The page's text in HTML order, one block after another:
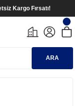
Kargo Fırsatı!
ARA